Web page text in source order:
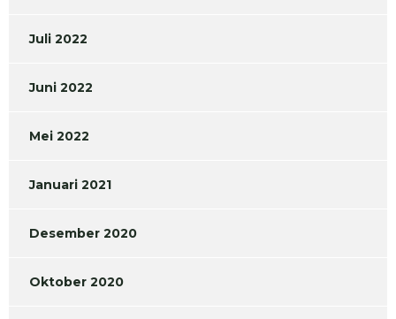
Juli 2022
Juni 2022
Mei 2022
Januari 2021
Desember 2020
Oktober 2020